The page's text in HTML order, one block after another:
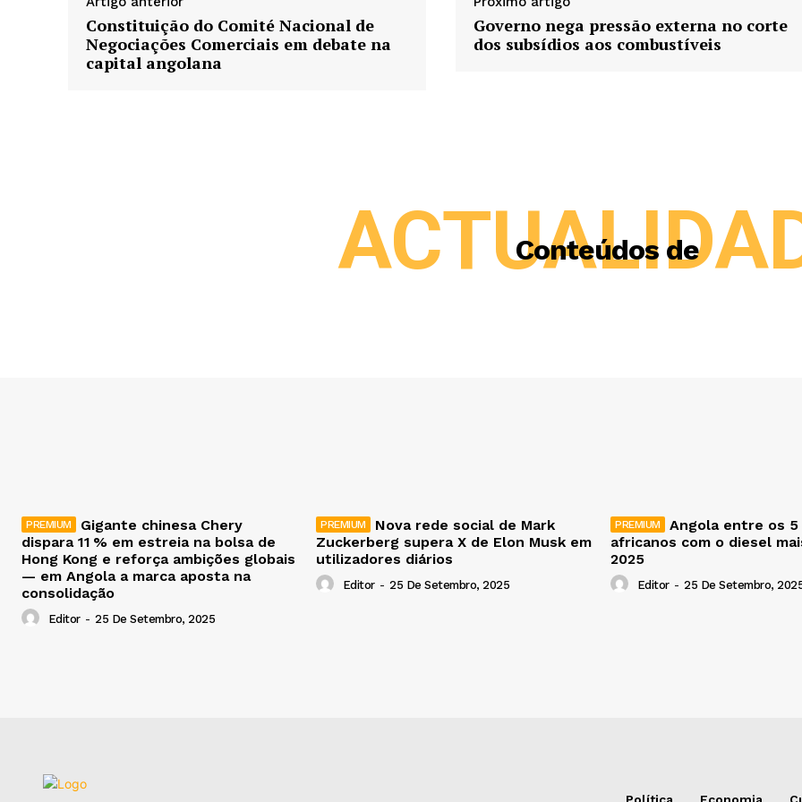
Constituição do Comité Nacional de
Negociações Comerciais em debate na
capital angolana
Governo nega pressão externa no corte
dos subsídios aos combustíveis
Conteúdos de
Gigante chinesa Chery
dispara 11 % em estreia na bolsa de
Hong Kong e reforça ambições globais
— em Angola a marca aposta na
consolidação
Editor - 25 De Setembro, 2025
Nova rede social de Mark
Zuckerberg supera X de Elon Musk em
utilizadores diários
Editor - 25 De Setembro, 2025
Angola entre os 5
africanos com o diesel
2025
Editor - 25 De Setembro,